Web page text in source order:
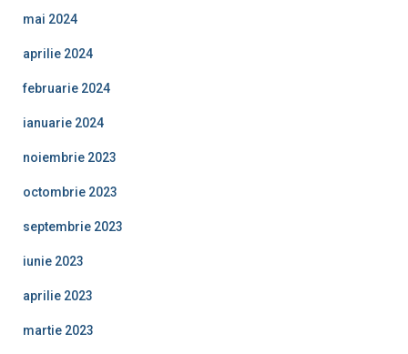
mai 2024
aprilie 2024
februarie 2024
ianuarie 2024
noiembrie 2023
octombrie 2023
septembrie 2023
iunie 2023
aprilie 2023
martie 2023